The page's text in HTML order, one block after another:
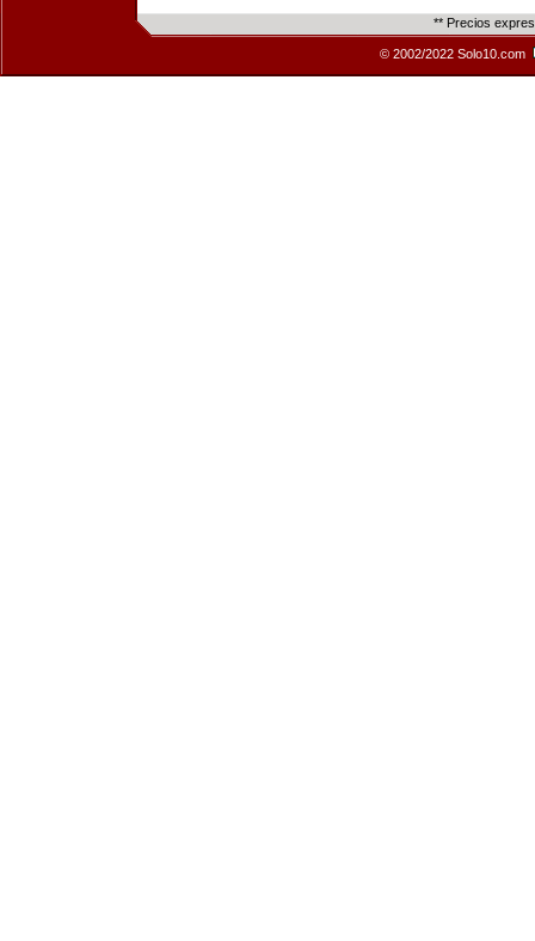
** Precios
© 2002/2022 Solo10.com